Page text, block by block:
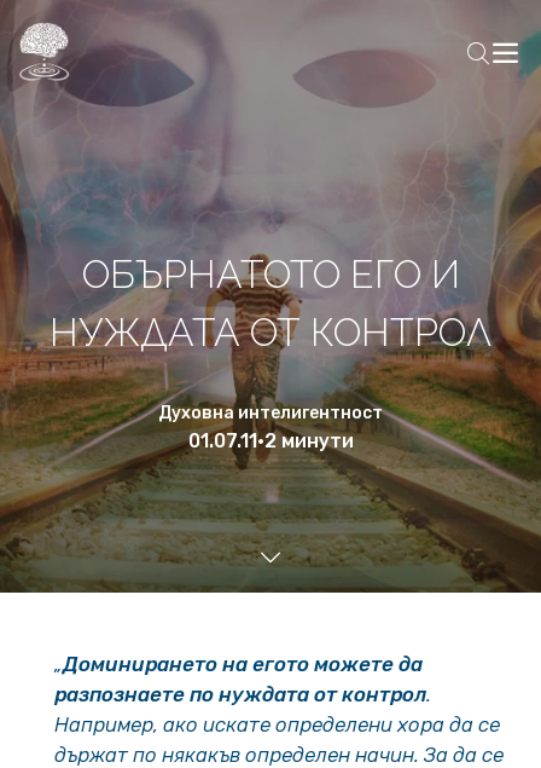
ОБЪРНАТОТО ЕГО И
НУЖДАТА ОТ КОНТРОЛ
Духовна интелигентност
01.07.11•2 минути
„Доминирането на егото можете да
разпознаете по нуждата от контрол.
Например, ако искате определени хора да се
държат по някакъв определен начин. За да се